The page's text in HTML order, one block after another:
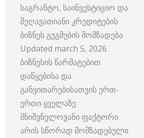
საგრანტო, საინვესტიციო და
შეღავათიანი კრედიტების
ბიზნეს გეგმების მომზადება
Updated march 5, 2026
ბიზნესის წარმატებით
დაწყებისა და
განვითარებისათვის ერთ-
ერთი ყველაზე
მნიშვნელოვანი ფაქტორი
არის სწორად მომზადებული